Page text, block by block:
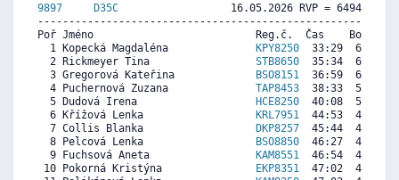
9897
D35C
16.05.2026 RVP = 6494/
Poř Jméno                          Reg.č.  Čas    Body
  1 Kopecká Magdaléna
KPY8250
33:29  6768
  2 Rickmeyer Tina
STB8650
35:34  6389
  3 Gregorová Kateřina
BSO8151
36:59  6131
  4 Puchernová Zuzana
TAP8453
38:33  5846
  5 Dudová Irena
HCE8250
40:08  5558
  6 Křížová Lenka
KRL7951
44:53  4694
  7 Collis Blanka
DKP8257
45:44  4540
  8 Pelcová Lenka
BSO8850
46:27  4409
  9 Fuchsová Aneta
KAM8551
46:54  4327
10 Pokorná Kristýna
EKP8351
47:02  4303